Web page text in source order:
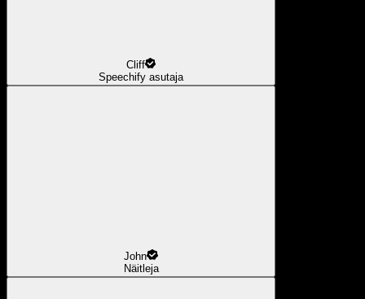
Cliff
Speechify asutaja
John
Näitleja